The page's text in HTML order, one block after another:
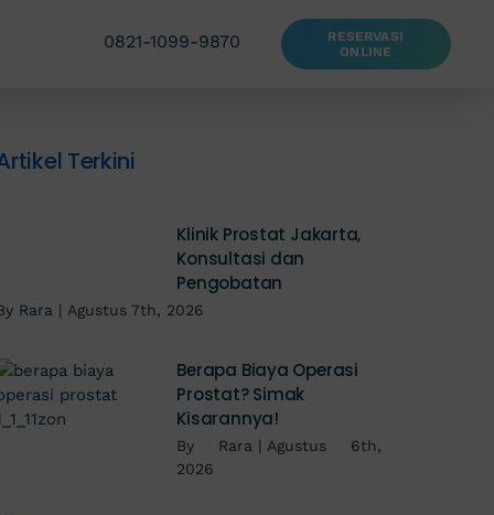
0821-1099-9870
RESERVASI
ONLINE
Terkini
Klinik Prostat Jakarta,
Konsultasi dan
Pengobatan
Rara | Agustus 7th, 2026
Berapa Biaya Operasi
Prostat? Simak
Kisarannya!
By Rara | Agustus 6th,
2026